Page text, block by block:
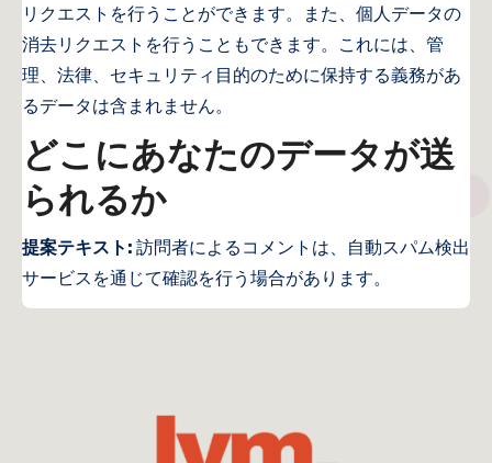
リクエストを行うことができます。また、個人データの
消去リクエストを行うこともできます。これには、管
理、法律、セキュリティ目的のために保持する義務があ
るデータは含まれません。
どこにあなたのデータが送
られるか
提案テキスト: 訪問者によるコメントは、自動スパム検出
サービスを通じて確認を行う場合があります。